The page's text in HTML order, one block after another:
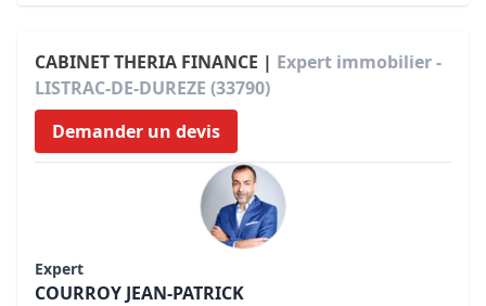
CABINET THERIA FINANCE | Expert immobilier -
LISTRAC-DE-DUREZE (33790)
Demander un devis
Expert
COURROY JEAN-PATRICK